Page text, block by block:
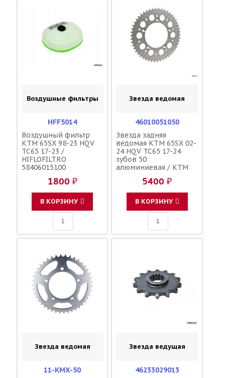
Воздушные фильтры
HFF5014
Воздушный фильтр
KTM 65SX 98-23 HQV
TC65 17-23 /
HIFLOFILTRO
58406015100
1800 ₽
В КОРЗИНУ
Звезда ведомая
46010051050
Звезда задняя
ведомая KTM 65SX 02-
24 HQV TC65 17-24
зубов 50
алюминиевая / KTM
5400 ₽
В КОРЗИНУ
Звезда ведомая
11-KMX-50
Звезда ведущая
46233029013